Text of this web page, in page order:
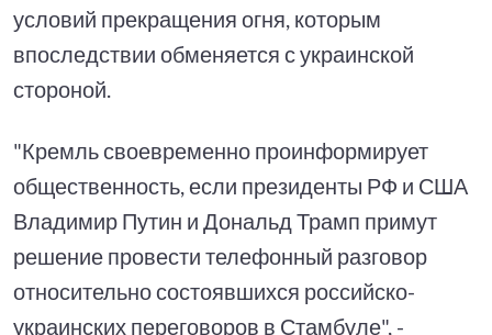
условий прекращения огня, которым
впоследствии обменяется с украинской
стороной.
"Кремль своевременно проинформирует
общественность, если президенты РФ и США
Владимир Путин и Дональд Трамп примут
решение провести телефонный разговор
относительно состоявшихся российско-
украинских переговоров в Стамбуле", -